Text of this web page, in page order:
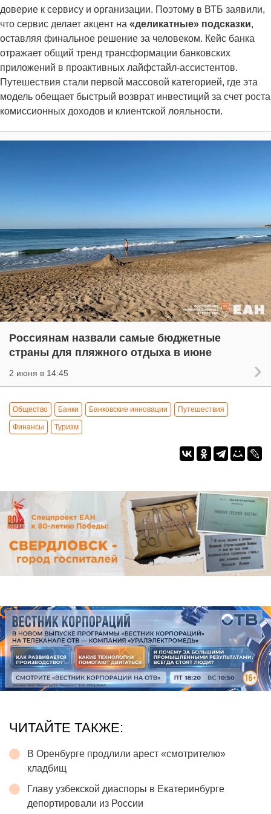
доверие к сервису и организации. Поэтому в ВТБ заявили,
что сервис делает акцент на «деликатные» подсказки,
оставляя финальное решение за человеком. Кейс банка
отражает общий тренд трансформации банковских
приложений в проактивных лайфстайл-ассистентов.
Путешествия стали первой массовой категорией, где эта
модель обещает быстрый возврат инвестиций за счет роста
комиссионных доходов и клиентской лояльности.
Россиянам назвали самые бюджетные
страны для пляжного отдыха в июне
2 июня в 14:45
Общество Банки Банковские инновации Путешествия
Финансы Туризм
ЧИТАЙТЕ ТАКЖЕ:
В Оренбурге продлили арест «смотрителю»
кладбищ
Главу узбекской диаспоры в Екатеринбурге
депортировали из России